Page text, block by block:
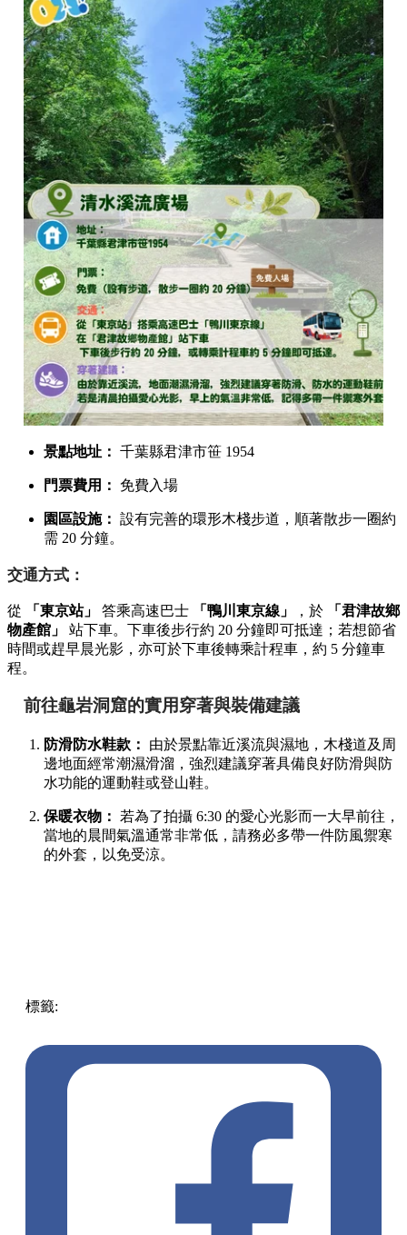
景點地址： 千葉縣君津市笹 1954
門票費用： 免費入場
園區設施： 設有完善的環形木棧步道，順著散步一圈約
需 20 分鐘。
交通方式：
從 「東京站」 答乘高速巴士 「鴨川東京線」 ，於
「君津故鄉
物產館」
站下車。下車後步行約 20 分鐘即可抵達；若想節省
時間或趕早晨光影，亦可於下車後轉乘計程車，約 5 分鐘車
程。
前往龜岩洞窟的實用穿著與裝備建議
防滑防水鞋款：
由於景點靠近溪流與濕地，木棧道及周
邊地面經常潮濕滑溜，強烈建議穿著具備良好防滑與防
水功能的運動鞋或登山鞋。
保暖衣物： 若為了拍攝 6:30 的愛心光影而一大早前往，
當地的晨間氣溫通常非常低，請務必多帶一件防風禦寒
的外套，以免受涼。
標籤: